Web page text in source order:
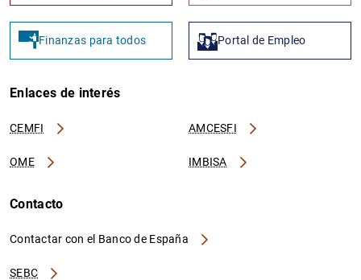
Finanzas para todos Portal de Empleo
Enlaces de interés
CEMFI AMCESFI
OME IMBISA
Contacto
Contactar con el Banco de España
SEBC